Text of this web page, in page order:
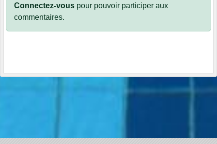
Connectez-vous pour pouvoir participer aux
commentaires.